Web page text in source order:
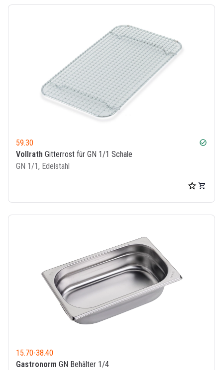
59.30 check_circle
Vollrath Gitterrost für GN 1/1 Schale
GN 1/1, Edelstahl
15.70-38.40
Gastronorm GN Behälter 1/4